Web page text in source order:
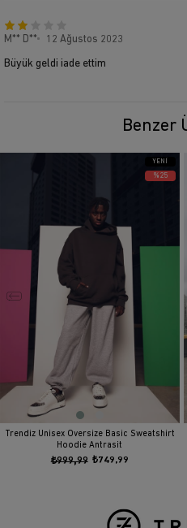
M** D** 12 Ağustos 2023
Büyük geldi iade ettim
Benzer
Trendiz Unisex Oversize Basic Sweatshirt
Hoodie Antrasit
₺749,99
₺999,99
YENI
ÜRÜN
%25